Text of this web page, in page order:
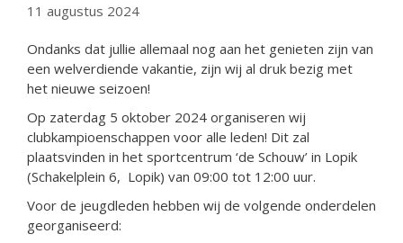
11 augustus 2024
Ondanks dat jullie allemaal nog aan het genieten zijn van
een welverdiende vakantie, zijn wij al druk bezig met
het nieuwe seizoen!
Op zaterdag 5 oktober 2024 organiseren wij
clubkampioenschappen voor alle leden! Dit zal
plaatsvinden in het sportcentrum ‘de Schouw’ in Lopik
(Schakelplein 6, Lopik) van 09:00 tot 12:00 uur.
Voor de jeugdleden hebben wij de volgende onderdelen
georganiseerd: